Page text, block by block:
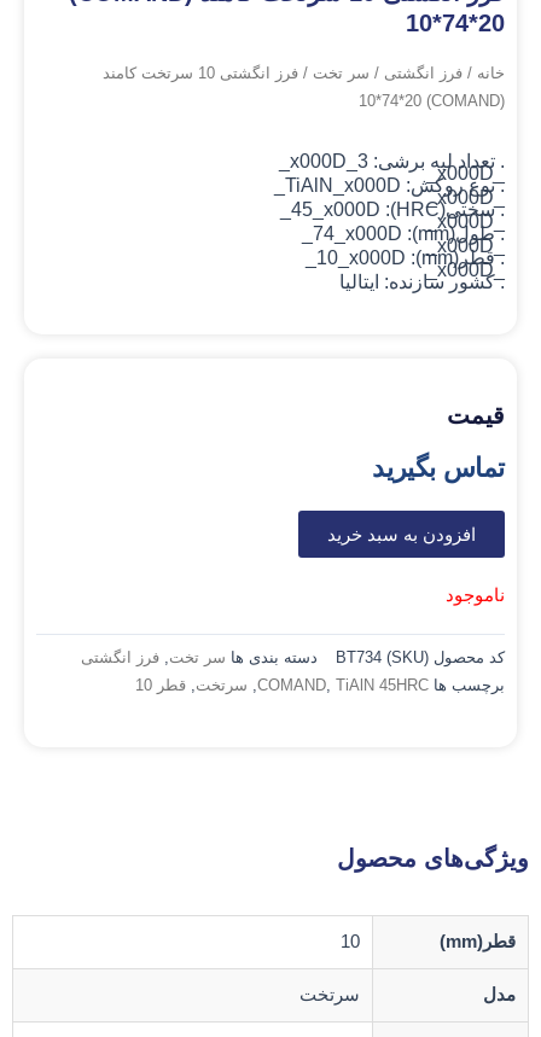
10*74*20
خانه / فرز انگشتی / سر تخت
/ فرز انگشتی 10 سرتخت کامند
(COMAND) 10*74*20
. تعداد لبه برشی: 3_x000D_
_x000D_
. نوع روکش: TiAlN _x000D_
_x000D_
. سختی(HRC): 45_x000D_
_x000D_
. طول(mm): 74_x000D_
_x000D_
. قطر(mm): 10_x000D_
_x000D_
. کشور سازنده: ایتالیا
قیمت
تماس بگیرید
افزودن به سبد خرید
ناموجود
کد محصول (SKU) BT734 دسته بندی ها سر تخت فرز انگشتی
برچسب ها
COMAND TiAlN 45HRC سرتخت قطر 10
ویژگی‌های محصول
قطر(mm) 10
مدل سرتخت